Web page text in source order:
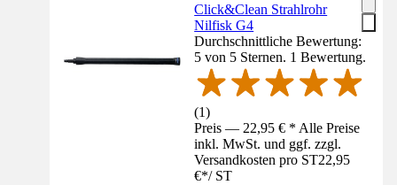
Click&Clean Strahlrohr
Nilfisk G4
Durchschnittliche Bewertung:
5 von 5 Sternen. 1 Bewertung.
(1)
Preis — 22,95 € * Alle Preise
inkl. MwSt. und ggf. zzgl.
Versandkosten pro ST22,95
€*/ ST